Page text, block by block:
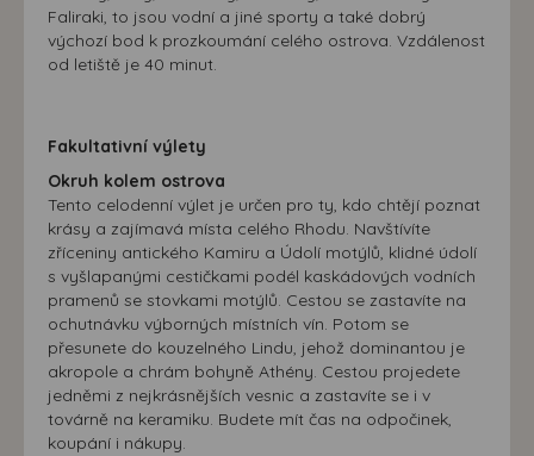
Faliraki, to jsou vodní a jiné sporty a také dobrý
výchozí bod k prozkoumání celého ostrova. Vzdálenost
od letiště je 40 minut.
Fakultativní výlety
Okruh kolem ostrova
Tento celodenní výlet je určen pro ty, kdo chtějí poznat
krásy a zajímavá místa celého Rhodu. Navštívíte
zříceniny antického Kamiru a Údolí motýlů, klidné údolí
s vyšlapanými cestičkami podél kaskádových vodních
pramenů se stovkami motýlů. Cestou se zastavíte na
ochutnávku výborných místních vín. Potom se
přesunete do kouzelného Lindu, jehož dominantou je
akropole a chrám bohyně Athény. Cestou projedete
jedněmi z nejkrásnějších vesnic a zastavíte se i v
továrně na keramiku. Budete mít čas na odpočinek,
koupání i nákupy.